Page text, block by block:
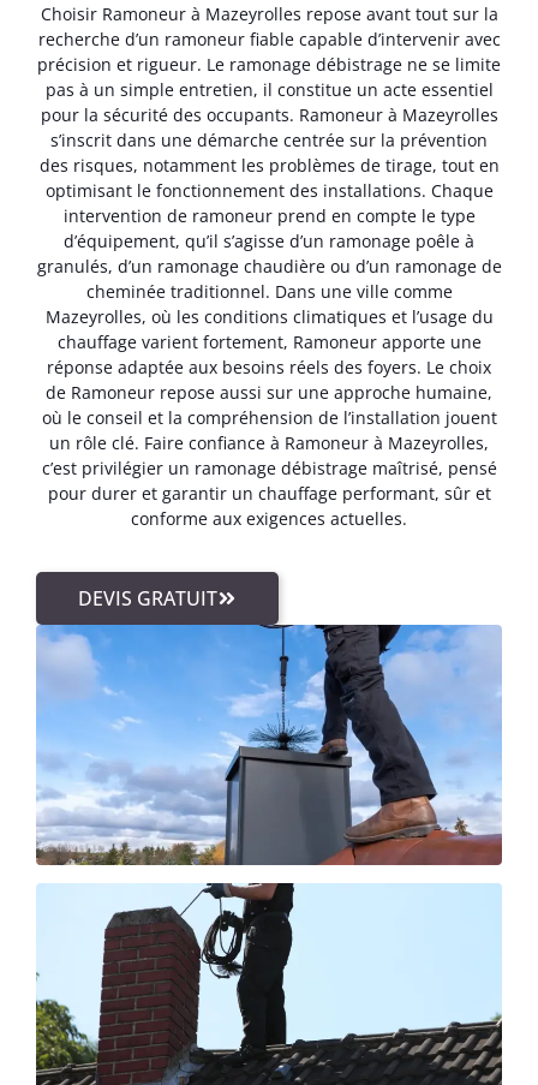
Choisir Ramoneur à Mazeyrolles repose avant tout sur la
recherche d’un ramoneur fiable capable d’intervenir avec
précision et rigueur. Le ramonage débistrage ne se limite
pas à un simple entretien, il constitue un acte essentiel
pour la sécurité des occupants. Ramoneur à Mazeyrolles
s’inscrit dans une démarche centrée sur la prévention
des risques, notamment les problèmes de tirage, tout en
optimisant le fonctionnement des installations. Chaque
intervention de ramoneur prend en compte le type
d’équipement, qu’il s’agisse d’un ramonage poêle à
granulés, d’un ramonage chaudière ou d’un ramonage de
cheminée traditionnel. Dans une ville comme
Mazeyrolles, où les conditions climatiques et l’usage du
chauffage varient fortement, Ramoneur apporte une
réponse adaptée aux besoins réels des foyers. Le choix
de Ramoneur repose aussi sur une approche humaine,
où le conseil et la compréhension de l’installation jouent
un rôle clé. Faire confiance à Ramoneur à Mazeyrolles,
c’est privilégier un ramonage débistrage maîtrisé, pensé
pour durer et garantir un chauffage performant, sûr et
conforme aux exigences actuelles.
DEVIS GRATUIT